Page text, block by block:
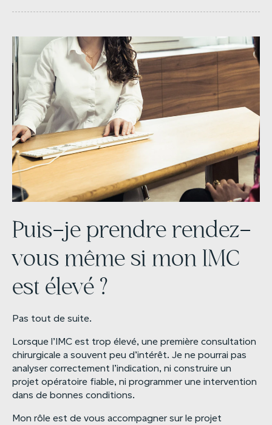
Puis-je prendre rendez-
vous même si mon IMC
est élevé ?
Pas tout de suite.
Lorsque l’IMC est trop élevé, une première consultation
chirurgicale a souvent peu d’intérêt. Je ne pourrai pas
analyser correctement l’indication, ni construire un
projet opératoire fiable, ni programmer une intervention
dans de bonnes conditions.
Mon rôle est de vous accompagner sur le projet